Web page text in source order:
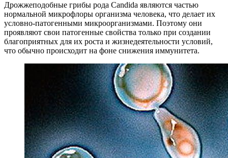
Дрожжеподобные грибы рода Candida являются частью
нормальной микрофлоры организма человека, что делает их
условно-патогенными микроорганизмами. Поэтому они
проявляют свои патогенные свойства только при создании
благоприятных для их роста и жизнедеятельности условий,
что обычно происходит на фоне снижения иммунитета.